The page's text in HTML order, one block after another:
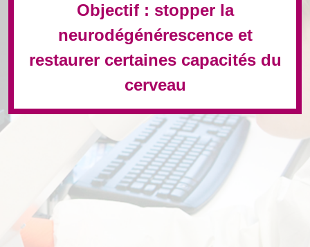
Objectif : stopper la
neurodégénérescence et
restaurer certaines capacités du
cerveau